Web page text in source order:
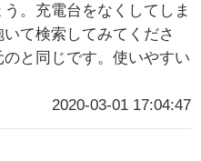
。充電台をなくしてしま
て検索してみてくださ
と同じです。使いやすい
2020-03-01 17:04:47